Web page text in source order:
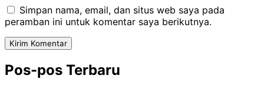
Simpan nama, email, dan situs web saya pada
peramban ini untuk komentar saya berikutnya.
Pos-pos Terbaru